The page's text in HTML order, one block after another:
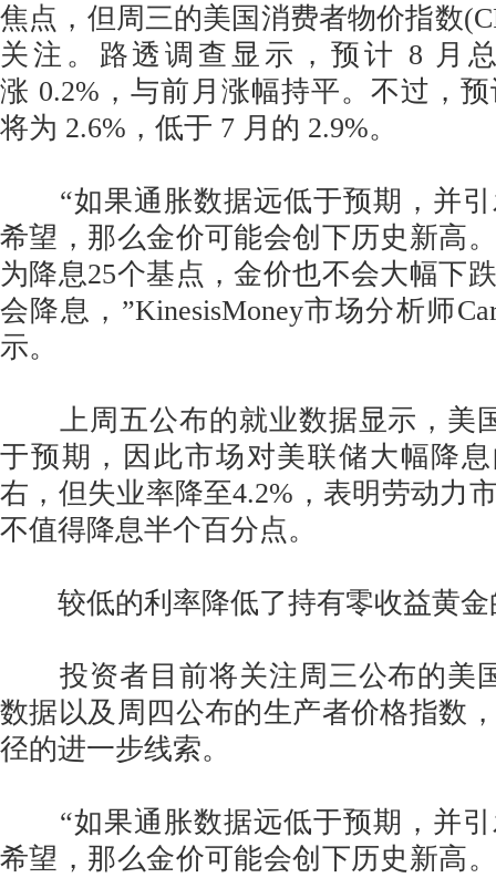
焦点，但周三的美国消费者物价指数
关注。路透调查显示，预计 8 月
涨 0.2%，与前月涨幅持平。不过，
将为 2.6%，低于 7 月的 2.9%。
“如果通胀数据远低于预期，并引
希望，那么金价可能会创下历史新高
为降息25个基点，金价也不会大幅下
会降息，”KinesisMoney市场分析师
示。
上周五公布的就业数据显示，美
于预期，因此市场对美联储大幅降
右，但失业率降至4.2%，表明劳动力
不值得降息半个百分点。
较低的利率降低了持有零收益黄金
投资者目前将关注周三公布的美
数据以及周四公布的生产者价格指数
径的进一步线索。
“如果通胀数据远低于预期，并引
希望，那么金价可能会创下历史新高